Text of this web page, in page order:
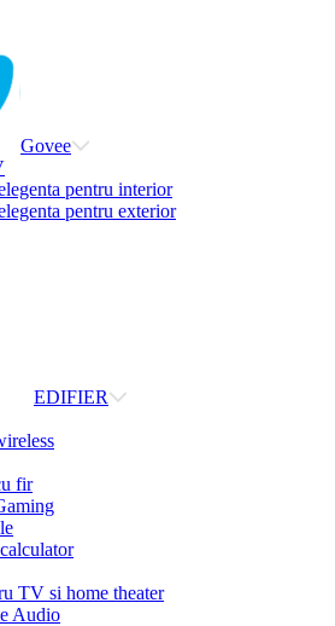
Govee
pentru interior
pentru exterior
EDIFIER
fir
TV si home theater
Audio